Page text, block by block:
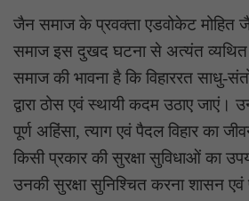
जैन समाज के प्रवक्ता एडवोकेट मोहित
समाज इस दुखद घटना से अत्यंत व्यथित
समाज की भावना है कि विहाररत साधु-
द्वारा ठोस एवं स्थायी कदम उठाए जाएं।
पूर्ण अहिंसा, त्याग एवं पैदल विहार का
किसी प्रकार की सुरक्षा सुविधाओं का
उनकी सुरक्षा सुनिश्चित करना शासन एवं